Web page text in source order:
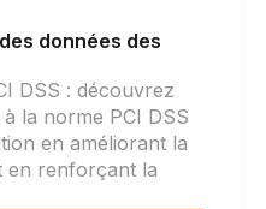
données des
DSS : découvrez
la norme PCI DSS
en améliorant la
en renforçant la